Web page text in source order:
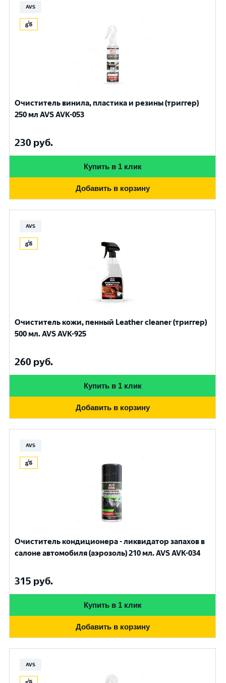
AVS
Очиститель винила, пластика и резины (триггер)
250 мл AVS AVK-053
230 руб.
Купить в 1 клик
Добавить в корзину
AVS
Очиститель кожи, пенный Leather cleaner (триггер)
500 мл. AVS AVK-925
260 руб.
Купить в 1 клик
Добавить в корзину
AVS
Очиститель кондиционера - ликвидатор запахов в
салоне автомобиля (аэрозоль) 210 мл. AVS AVK-034
315 руб.
Купить в 1 клик
Добавить в корзину
AVS